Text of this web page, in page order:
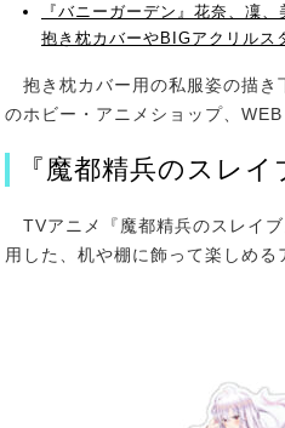
『バニーガーデン』花奈、凜
抱き枕カバーやBIGアクリルス
抱き枕カバー用の私服姿の描き
のホビー・アニメショップ、
『魔都精兵のスレ
TVアニメ『魔都精兵のスレイ
用した、机や棚に飾って楽しめる